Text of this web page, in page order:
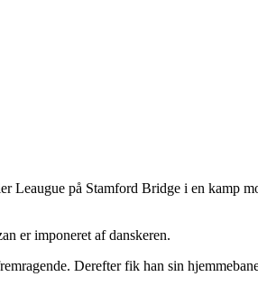
på Stamford Bridge i en kamp
er imponeret af danskeren.
Derefter fik han sin